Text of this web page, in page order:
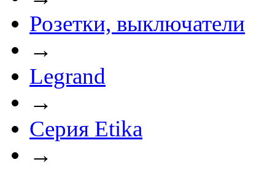
Розетки, выключатели
→
Legrand
→
Серия Etika
→